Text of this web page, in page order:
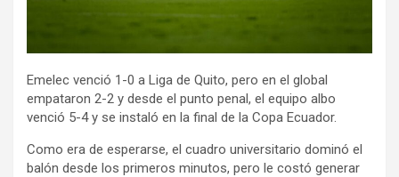
Emelec venció 1-0 a Liga de Quito, pero en el global
empataron 2-2 y desde el punto penal, el equipo albo
venció 5-4 y se instaló en la final de la Copa Ecuador.
Como era de esperarse, el cuadro universitario dominó el
balón desde los primeros minutos, pero le costó generar